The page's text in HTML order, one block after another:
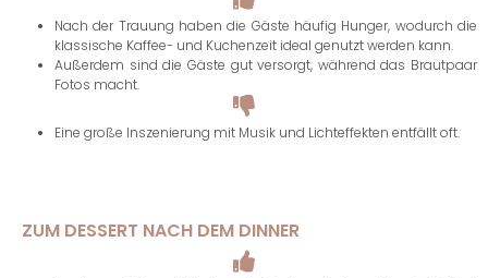
Nach der Trauung haben die Gäste häufig Hunger, wodurch die
klassische Kaffee- und Kuchenzeit ideal genutzt werden kann.
Außerdem sind die Gäste gut versorgt, während das Brautpaar
Fotos macht.
Eine große Inszenierung mit Musik und Lichteffekten entfällt oft.
ZUM DESSERT NACH DEM DINNER